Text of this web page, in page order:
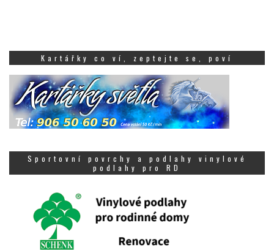
Kartářky co ví, zeptejte se, poví
Sportovní povrchy a podlahy vinylové
podlahy pro RD